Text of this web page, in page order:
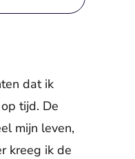
dat ik
tijd. De
mijn leven,
kreeg ik de